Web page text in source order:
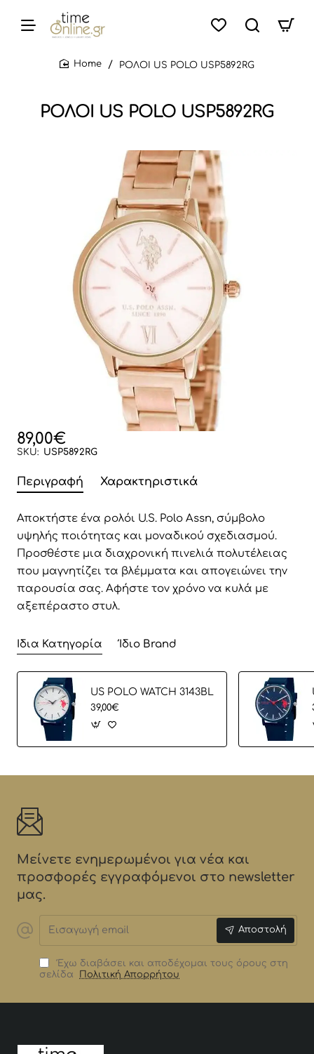
ΡΟΛΟΙ US POLO USP5892RG
ΡΟΛΟΙ US POLO USP5892RG
89,00€
SKU: USP5892RG
Περιγραφή Χαρακτηριστικά
Αποκτήστε ένα ρολόι U.S. Polo Assn, σύμβολο
υψηλής ποιότητας και μοναδικού σχεδιασμού.
Προσθέστε μια διαχρονική πινελιά πολυτέλειας
που μαγνητίζει τα βλέμματα και απογειώνει την
παρουσία σας. Αφήστε τον χρόνο να κυλά με
αξεπέραστο στυλ.
Ίδια Κατηγορία Ίδιο Brand
US POLO WATCH 3143BL
39,00€
Μείνετε ενημερωμένοι για νέα και
προσφορές εγγραφόμενοι στο newsletter
μας.
email
Αποστολή
Έχω διαβάσει και αποδέχομαι τους όρους στη
σελίδα
Πολιτική Απορρήτου